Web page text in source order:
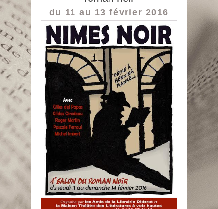
du 11 au 13 février 2016